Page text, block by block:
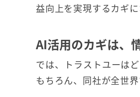
益向上を実現するカギ
AI活用のカギは、
では、トラストユーは
もちろん、同社が全世